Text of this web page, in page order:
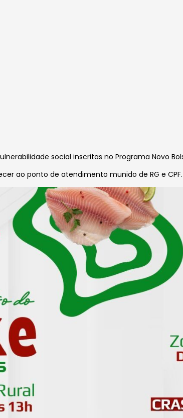
social inscritas no Programa Novo
ao ponto de atendimento munido de RG e CPF.